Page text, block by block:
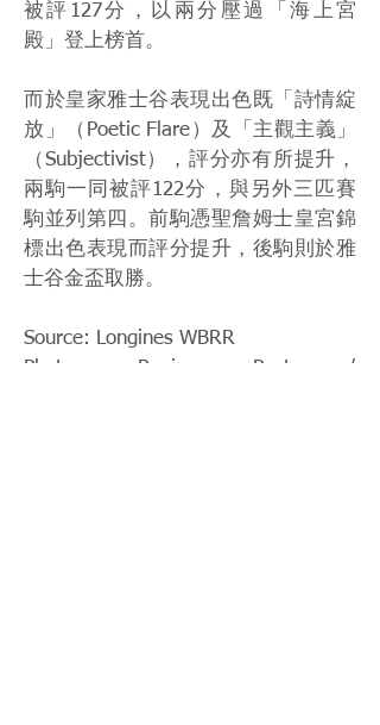
被評127分，以兩分壓過「海上宮
殿」登上榜首。
而於皇家雅士谷表現出色既「詩情綻
放」（Poetic Flare）及「主觀主義」
（Subjectivist），評分亦有所提升，
兩駒一同被評122分，與另外三匹賽
駒並列第四。前駒憑聖詹姆士皇宮錦
標出色表現而評分提升，後駒則於雅
士谷金盃取勝。
Source: Longines WBRR
Photo: Racing Post /